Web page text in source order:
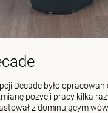
Decade było
pozycji pracy kilka
z dominującym